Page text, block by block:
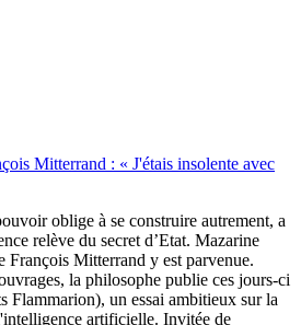
Mitterrand : « J'étais insolente avec
oblige à se construire autrement, a
relève du secret d’Etat. Mazarine
François Mitterrand y est parvenue.
la philosophe publie ces jours-ci
Flammarion), un essai ambitieux sur la
artificielle. Invitée de